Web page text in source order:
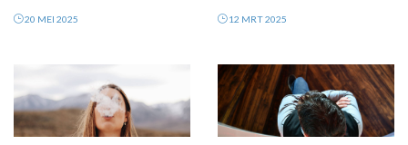
20 MEI 2025 12 MRT 2025